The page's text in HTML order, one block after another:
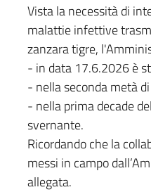
Vista la necessità di
malattie infettive
zanzara tigre,
- in data 17.6.2026 è
- nella seconda metà
- nella prima decade
svernante.
Ricordando che la
messi in campo
allegata.